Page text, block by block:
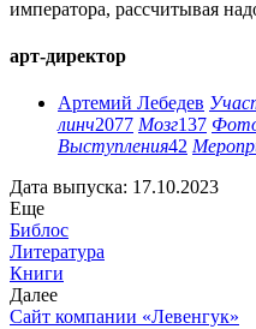
императора, рассчитывая
арт-директор
Артемий Лебедев
линч2077 Мозг137
Выступления42
Дата выпуска: 17.10.2023
Еще
Библос
Литература
Книги
Далее
Сайт компании «Левенгук»